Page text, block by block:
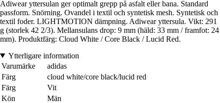
Adiwear yttersulan ger optimalt grepp på asfalt eller bana. Standard
passform. Snörning. Ovandel i textil och syntetisk mesh. Syntetisk och
textil foder. LIGHTMOTION dämpning. Adiwear yttersula. Vikt: 291
g (storlek 42 2/3). Mellansulans drop: 9 mm (häld: 33 mm / framfot: 24
mm). Produktfärg: Cloud White / Core Black / Lucid Red.
Ytterligare information
Varumärke
adidas
Färg
cloud white/core black/lucid red
Färg
Vit
Kön
Män